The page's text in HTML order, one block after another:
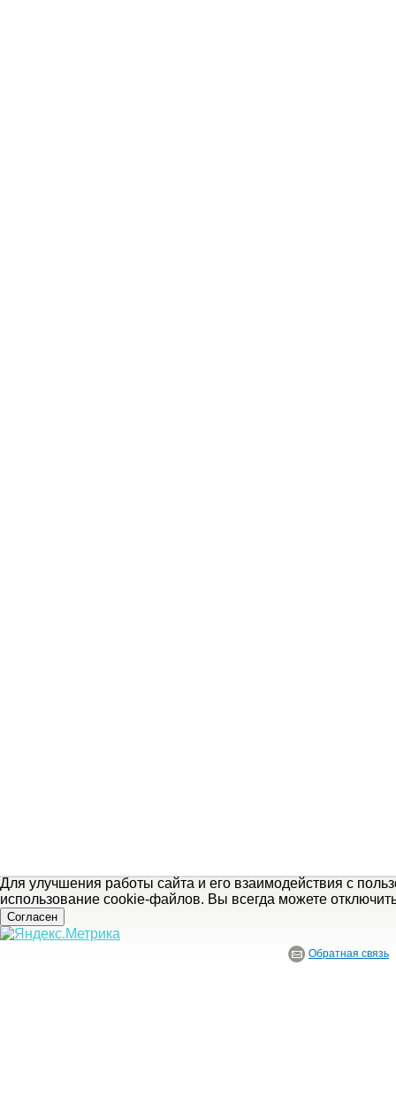
Для улучшения работы сайта и его взаимодействия с
использование cookie-файлов. Вы всегда можете
Согласен
Обратная связь